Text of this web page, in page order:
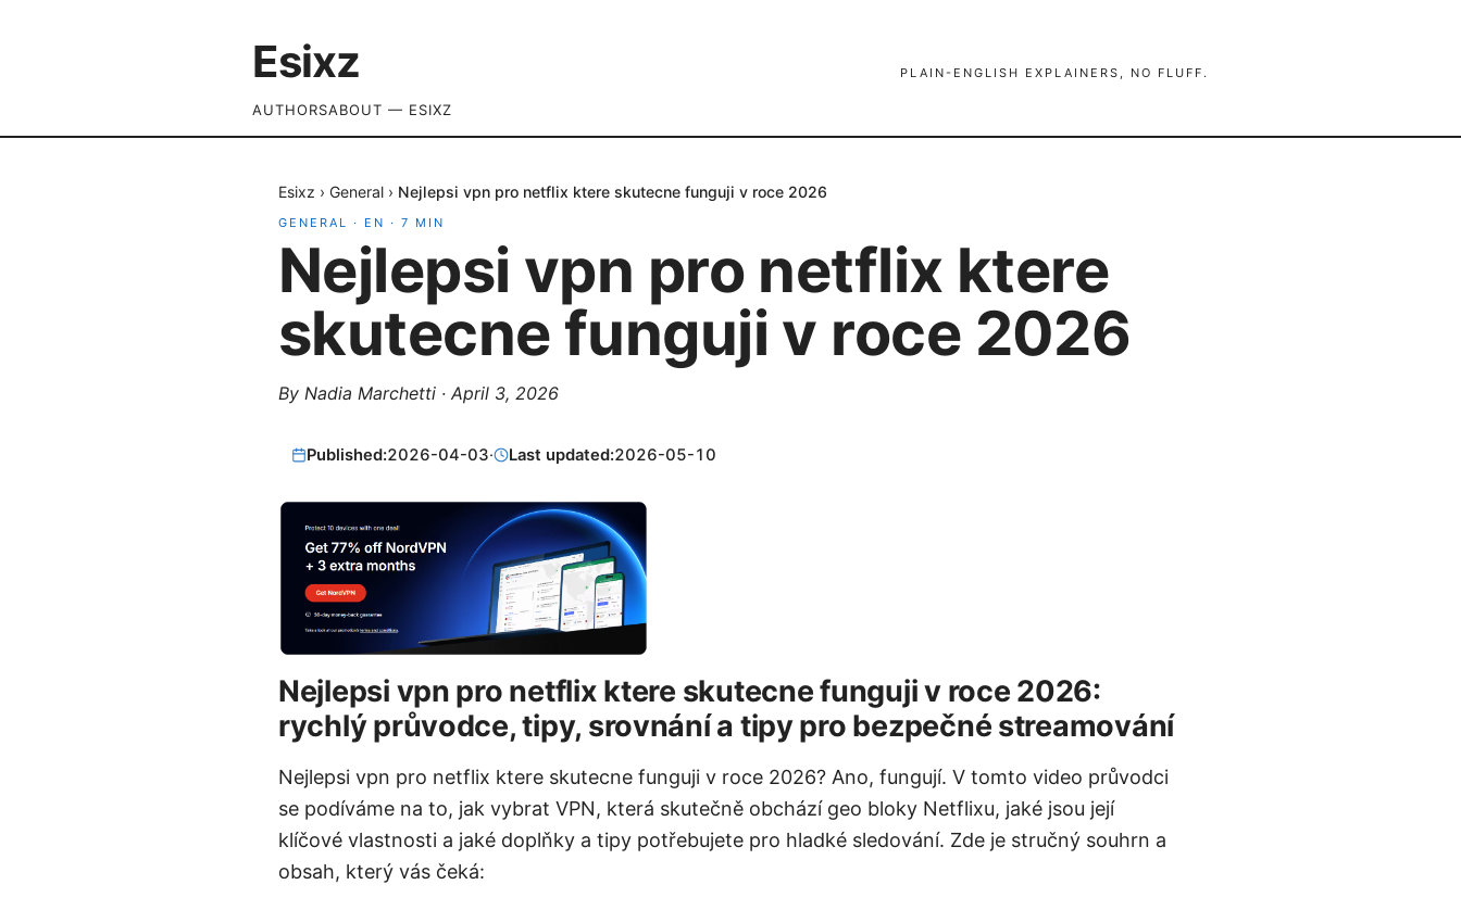
Esixz PLAIN-ENGLISH EXPLAINERS, NO FLUFF.
AUTHORSABOUT — ESIXZ
Esixz › General › Nejlepsi vpn pro netflix ktere skutecne funguji v roce 2026
GENERAL · EN · 7 MIN
Nejlepsi vpn pro netflix ktere
skutecne funguji v roce 2026
By Nadia Marchetti · April 3, 2026
Published:2026-04-03· Last updated:2026-05-10
Nejlepsi vpn pro netflix ktere skutecne funguji v roce 2026:
rychlý průvodce, tipy, srovnání a tipy pro bezpečné streamování
Nejlepsi vpn pro netflix ktere skutecne funguji v roce 2026? Ano, fungují. V tomto video průvodci
se podíváme na to, jak vybrat VPN, která skutečně obchází geo bloky Netflixu, jaké jsou její
klíčové vlastnosti a jaké doplňky a tipy potřebujete pro hladké sledování. Zde je stručný souhrn a
obsah, který vás čeká: